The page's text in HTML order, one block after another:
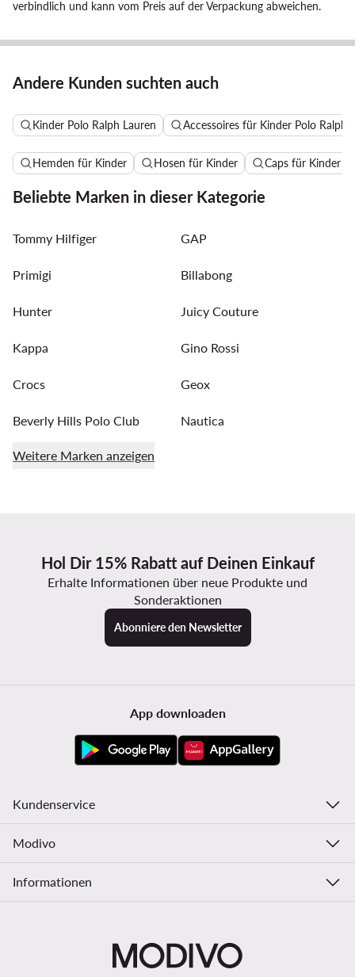
verbindlich und kann vom Preis auf der Verpackung abweichen.
Andere Kunden suchten auch
Kinder Polo Ralph Lauren Accessoires für Kinder Polo Ralph
Hemden für Kinder Hosen für Kinder Caps für Kinder
Beliebte Marken in dieser Kategorie
Tommy Hilfiger GAP
Primigi Billabong
Hunter Juicy Couture
Kappa Gino Rossi
Crocs Geox
Beverly Hills Polo Club Nautica
Weitere Marken anzeigen
Hol Dir 15% Rabatt auf Deinen Einkauf
Erhalte Informationen über neue Produkte und
Sonderaktionen
Abonniere den Newsletter
App downloaden
Kundenservice
Modivo
Informationen